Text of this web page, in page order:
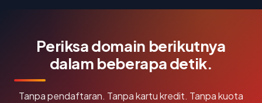
Periksa domain berikutnya
dalam beberapa detik.
Tanpa pendaftaran. Tanpa kartu kredit. Tanpa kuota